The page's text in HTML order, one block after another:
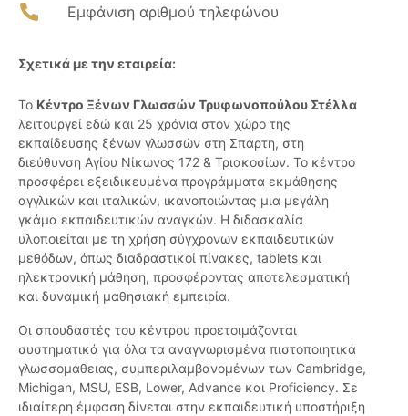
Εμφάνιση αριθμού τηλεφώνου
Σχετικά με την εταιρεία:
Το Κέντρο Ξένων Γλωσσών Τρυφωνοπούλου Στέλλα
λειτουργεί εδώ και 25 χρόνια στον χώρο της
εκπαίδευσης ξένων γλωσσών στη Σπάρτη, στη
διεύθυνση Αγίου Νίκωνος 172 & Τριακοσίων. Το κέντρο
προσφέρει εξειδικευμένα προγράμματα εκμάθησης
αγγλικών και ιταλικών, ικανοποιώντας μια μεγάλη
γκάμα εκπαιδευτικών αναγκών. Η διδασκαλία
υλοποιείται με τη χρήση σύγχρονων εκπαιδευτικών
μεθόδων, όπως διαδραστικοί πίνακες, tablets και
ηλεκτρονική μάθηση, προσφέροντας αποτελεσματική
και δυναμική μαθησιακή εμπειρία.
Οι σπουδαστές του κέντρου προετοιμάζονται
συστηματικά για όλα τα αναγνωρισμένα πιστοποιητικά
γλωσσομάθειας, συμπεριλαμβανομένων των Cambridge,
Michigan, MSU, ESB, Lower, Advance και Proficiency. Σε
ιδιαίτερη έμφαση δίνεται στην εκπαιδευτική υποστήριξη